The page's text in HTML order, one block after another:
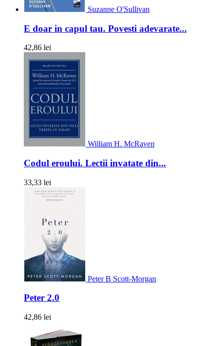
Suzanne O'Sullivan
E doar in capul tau. Povesti adevarate...
42,86 lei
William H. McRaven
Codul eroului. Lectii invatate din...
33,33 lei
Peter B Scott-Morgan
Peter 2.0
42,86 lei